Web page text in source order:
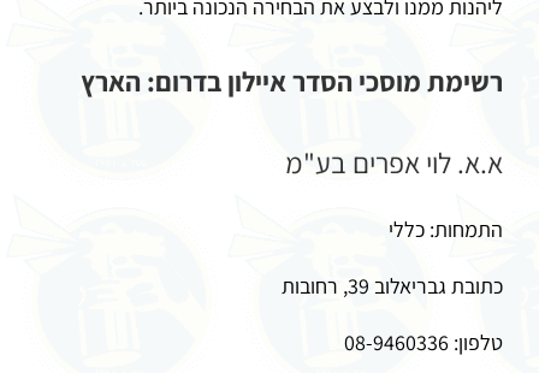
ליהנות ממנו ולבצע את הבחירה הנכונה ביותר.
רשימת מוסכי הסדר איילון בדרום: הארץ
א.א. לוי אפרים בע"מ
התמחות: כללי
כתובת גבריאלוב 39, רחובות
טלפון: 08-9460336